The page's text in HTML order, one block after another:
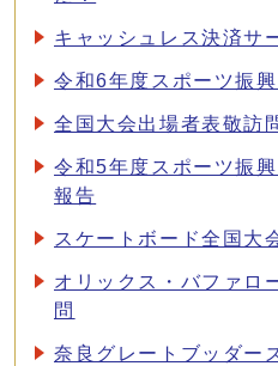
キャッシュレス決済サ
令和6年度スポーツ振
全国大会出場者表敬訪
令和5年度スポーツ振
報告
スケートボード全国大
オリックス・バファロ
問
奈良グレートブッダー